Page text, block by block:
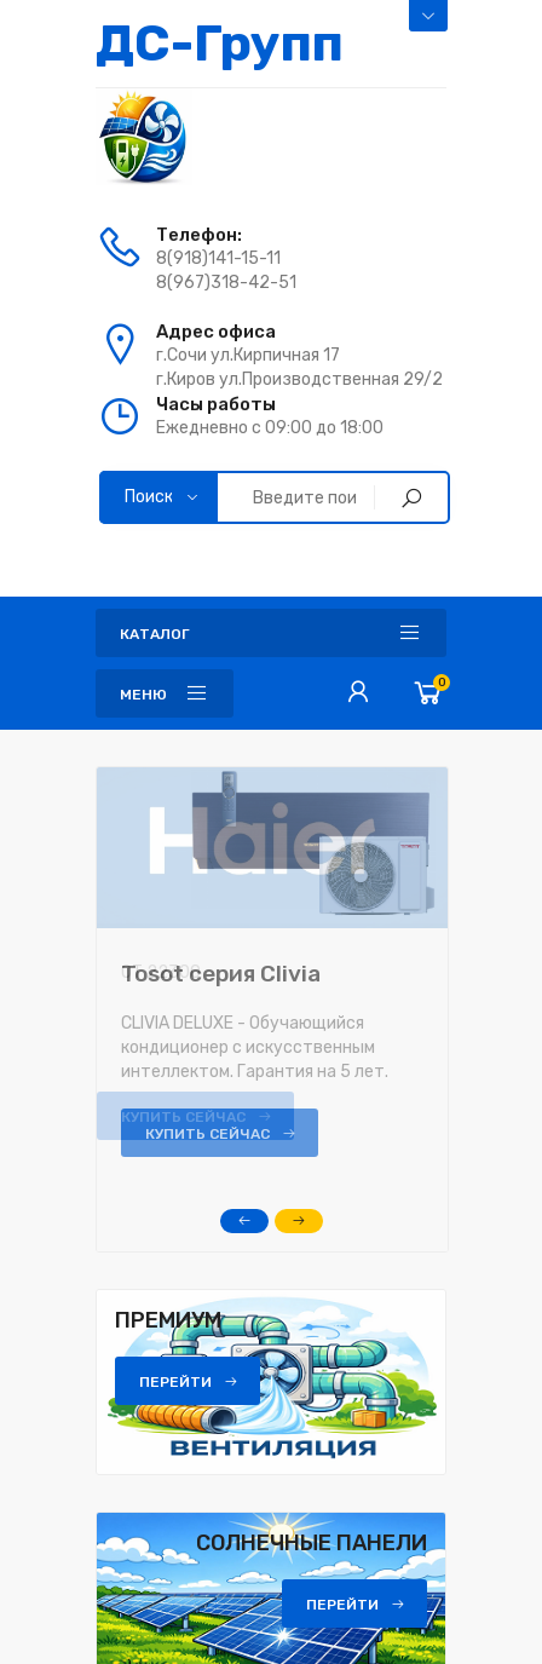
ДС-Групп
Телефон:
8(918)141-15-11
8(967)318-42-51
Адрес офиса
г.Сочи ул.Кирпичная 17
г.Киров ул.Производственная 29/2
Часы работы
Ежедневно с 09:00 до 18:00
КАТАЛОГ
МЕНЮ
0
ОТ 22300
КУПИТЬ СЕЙЧАС
ПРЕМИУМ
ПЕРЕЙТИ
СОЛНЕЧНЫЕ ПАНЕЛИ
ПЕРЕЙТИ